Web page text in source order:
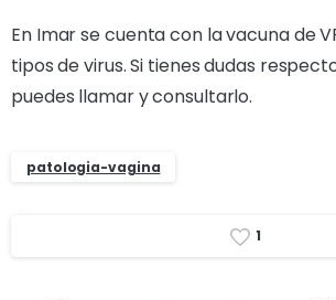
En Imar se cuenta con la vacuna de
tipos de virus. Si tienes dudas
puedes llamar y consultarlo.
patologia-vagina
1